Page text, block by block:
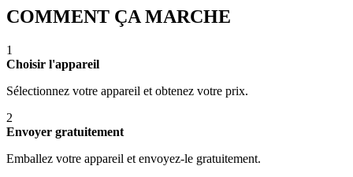
COMMENT ÇA MARCHE
1
Choisir l'appareil
Sélectionnez votre appareil et obtenez votre prix.
2
Envoyer gratuitement
Emballez votre appareil et envoyez-le gratuitement.